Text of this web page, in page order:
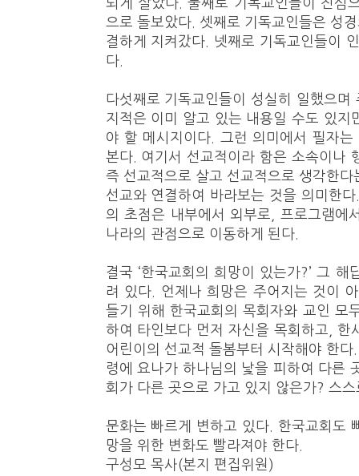
되게 살았다. 둘째로 기독교인들이 진심
으로 돌보았다. 셋째로 기독교인들은 성
결하게 지켜갔다. 넷째로 기독교인들이
다.
다섯째로 기독교인들이 성실히 일했으
지적은 이미 알고 있는 내용일 수도 있지
야 할 메시지이다. 그런 의미에서 필자
본다. 여기서 선교적이라 함은 소속이나
즉 선교적으로 살고 선교적으로 생각한
선교와 연결하여 바라보는 것을 의미한
의 초점은 내부에서 외부로, 프로그램에
나라의 관점으로 이동하게 된다.
결국 ‘한국교회의 희망이 있는가?’ 그
려 있다. 언제나 희망은 주어지는 것이
들기 위해 한국교회의 목회자와 교인 모
하여 타인보다 먼저 자신을 목회하고, 한
어린이의 선교적 돌봄부터 시작해야 한
령에 요나가 하나님의 낯을 피하여 다른
회가 다른 곳으로 가고 있지 않은가? 스
문화는 빠르게 변하고 있다. 한국교회도
망을 위한 변화도 빨라져야 한다.
구성모 목사(본지 편집위원)